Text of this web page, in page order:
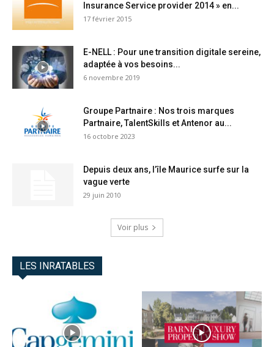
Insurance Service provider 2014 » en...
17 février 2015
E-NELL : Pour une transition digitale sereine,
adaptée à vos besoins...
6 novembre 2019
Groupe Partnaire : Nos trois marques
Partnaire, TalentSkills et Antenor au...
16 octobre 2023
Depuis deux ans, l’île Maurice surfe sur la
vague verte
29 juin 2010
Voir plus
LES INRATABLES